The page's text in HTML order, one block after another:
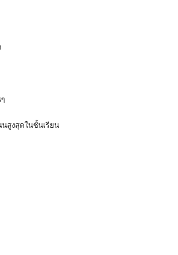
สูงสุดในชั้นเรียน